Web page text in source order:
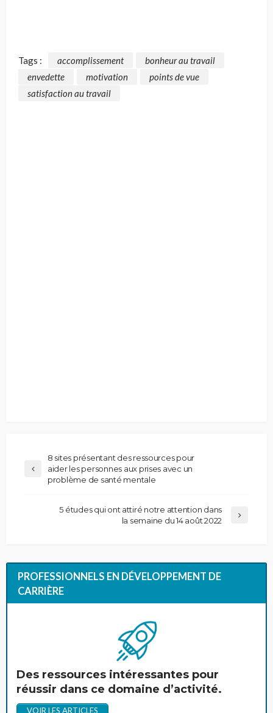
Tags : accomplissement
bonheur au travail
envedette
motivation
points de vue
satisfaction au travail
8 sites présentant des ressources pour
aider les personnes aux prises avec un
problème de santé mentale
5 études qui ont attiré notre attention dans
la semaine du 14 août 2022
PROFESSIONNELS EN DÉVELOPPEMENT DE
CARRIÈRE
Des ressources intéressantes pour
réussir dans ce domaine d’activité.
VOIR LES ARTICLES